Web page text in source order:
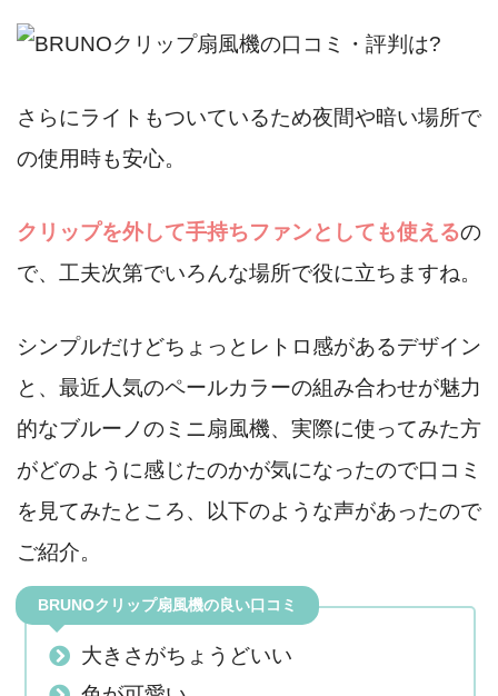
さらにライトもついているため夜間や暗い場所で
の使用時も安心。
クリップを外して手持ちファンとしても使えるの
で、工夫次第でいろんな場所で役に立ちますね。
シンプルだけどちょっとレトロ感があるデザイン
と、最近人気のペールカラーの組み合わせが魅力
的なブルーノのミニ扇風機、実際に使ってみた方
がどのように感じたのかが気になったので口コミ
を見てみたところ、以下のような声があったので
ご紹介。
BRUNOクリップ扇風機の良い口コミ
大きさがちょうどいい